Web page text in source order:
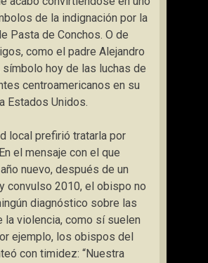
de la indignación por la
Pasta de Conchos. O de
como el padre Alejandro
símbolo hoy de las luchas de
centroamericanos en su
Estados Unidos.
local prefirió tratarla por
el mensaje con el que
nuevo, después de un
convulso 2010, el obispo no
diagnóstico sobre las
la violencia, como sí suelen
ejemplo, los obispos del
con timidez: “Nuestra